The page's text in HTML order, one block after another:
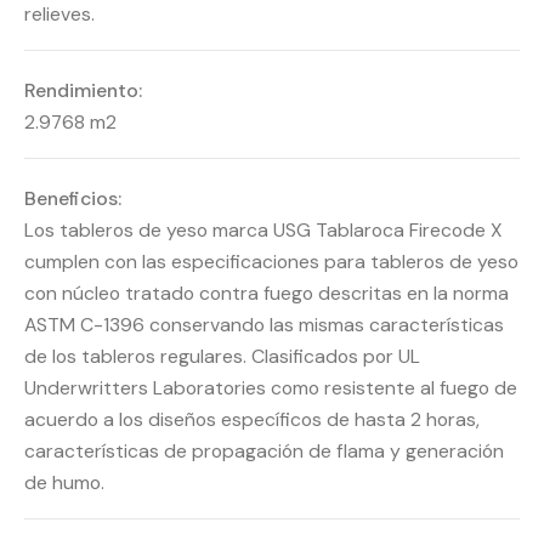
relieves.
Rendimiento:
2.9768 m2
Beneficios:
Los tableros de yeso marca USG Tablaroca Firecode X
cumplen con las especificaciones para tableros de yeso
con núcleo tratado contra fuego descritas en la norma
ASTM C-1396 conservando las mismas características
de los tableros regulares. Clasificados por UL
Underwritters Laboratories como resistente al fuego de
acuerdo a los diseños específicos de hasta 2 horas,
características de propagación de flama y generación
de humo.